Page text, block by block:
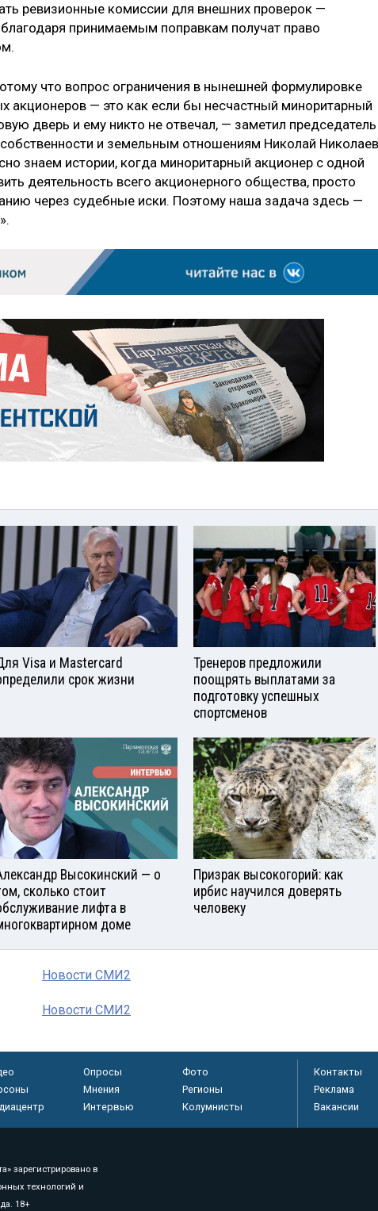
ревизионные комиссии для внешних проверок —
принимаемым поправкам получат право
что вопрос ограничения в нынешней формулировке
акционеров — это как если бы несчастный миноритарный
дверь и ему никто не отвечал, — заметил председатель
и земельным отношениям Николай
знаем истории, когда миноритарный акционер с одной
деятельность всего акционерного общества, просто
через судебные иски. Поэтому наша задача здесь —
Visа и Mastercard
срок жизни
Тренеров предложили
поощрять выплатами за
подготовку успешных
спортсменов
Высокинский — о
сколько стоит
лифта в
доме
Призрак высокогорий: как
ирбис научился доверять
человеку
Новости СМИ2
Новости СМИ2
Опросы
Фото
Мнения
Регионы
Интервью Колумнисты
Контакты
Реклама
Вакансии
зарегистрировано в
технологий и
18+